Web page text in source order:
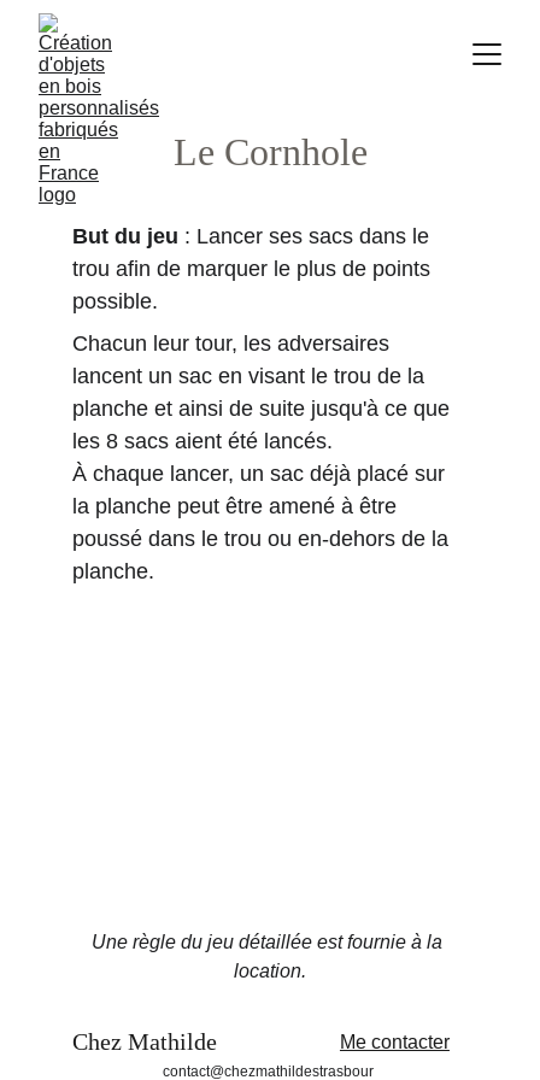
Le Cornhole
But du jeu : Lancer ses sacs dans le
trou afin de marquer le plus de points
possible.
Chacun leur tour, les adversaires
lancent un sac en visant le trou de la
planche et ainsi de suite jusqu'à ce que
les 8 sacs aient été lancés.
À chaque lancer, un sac déjà placé sur
la planche peut être amené à être
poussé dans le trou ou en-dehors de la
planche.
Une règle du jeu détaillée est fournie à la
location.
Chez Mathilde Me contacter
contact@chezmathildestrasbour